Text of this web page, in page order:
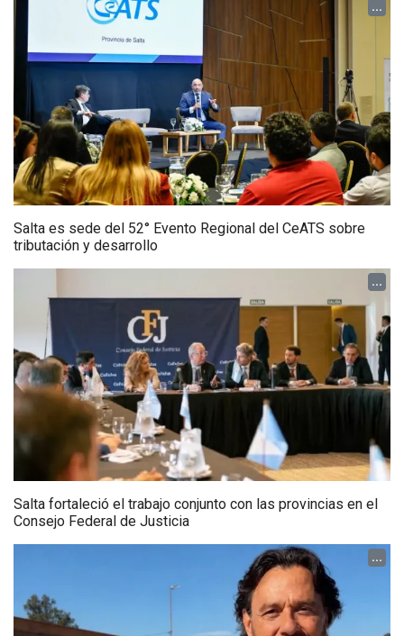
...
Salta es sede del 52° Evento Regional del CeATS sobre
tributación y desarrollo
...
Salta fortaleció el trabajo conjunto con las provincias en el
Consejo Federal de Justicia
...